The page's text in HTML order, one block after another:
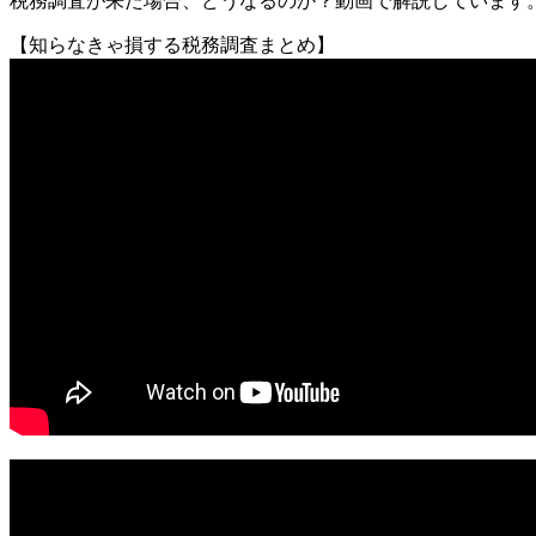
【知らなきゃ損する税務調査まとめ】